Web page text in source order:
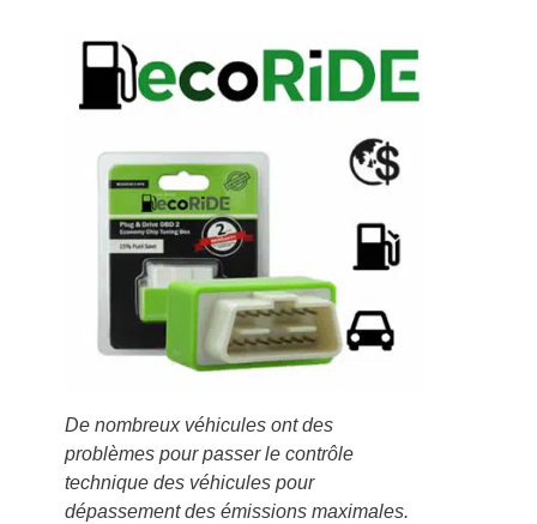
De nombreux véhicules ont des
problèmes pour passer le contrôle
technique des véhicules pour
dépassement des émissions maximales.